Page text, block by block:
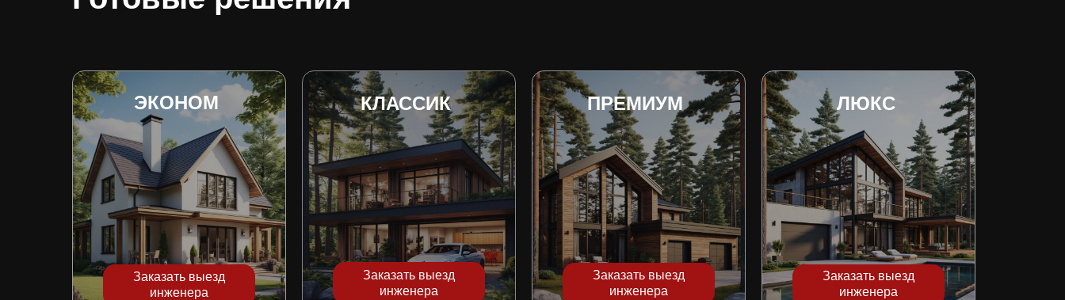
ЛЮКС
Заказать выезд
инженера
ПРЕМИУМ
Заказать выезд
инженера
КЛАССИК
Заказать выезд
инженера
Заказать выезд
инженера
ЭКОНОМ